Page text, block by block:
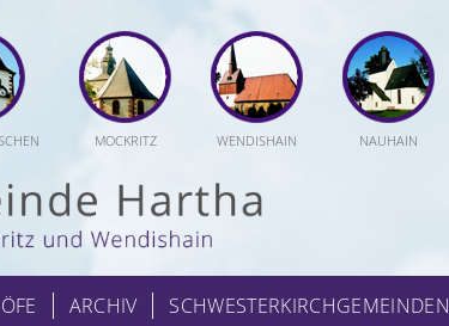
MOCKRITZ WENDISHAIN NAUHAIN
ARCHIV SCHWESTERKIRCHGEMEINDEN